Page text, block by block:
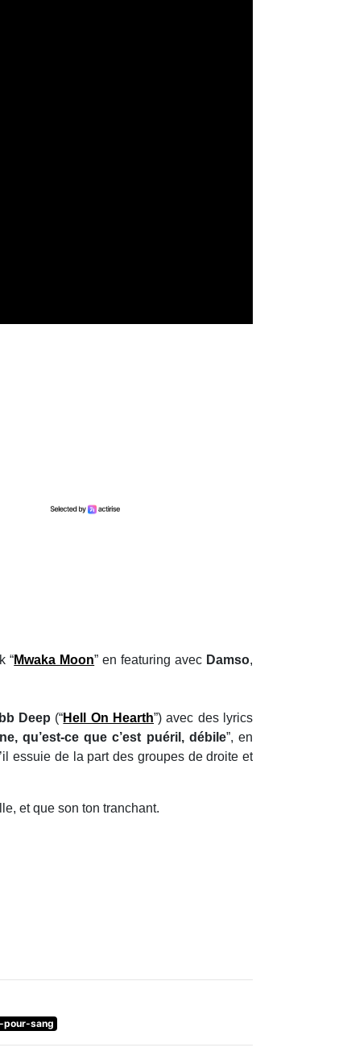
“Mwaka Moon” en featuring avec Damso,
Deep (“Hell On Hearth”) avec des lyrics
qu’est-ce que c’est puéril, débile”, en
essuie de la part des groupes de droite et
et que son ton tranchant.
pour-sang